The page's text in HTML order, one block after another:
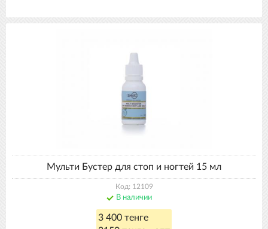
Мульти Бустер для стоп и ногтей 15 мл
Код: 12109
В наличии
3 400 тенге